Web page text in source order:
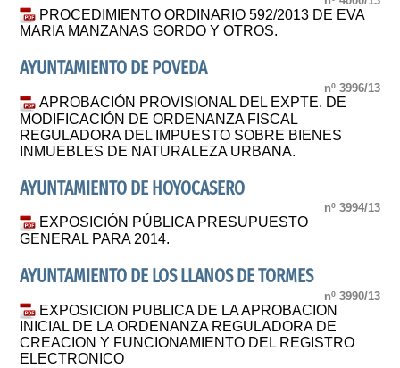
PROCEDIMIENTO ORDINARIO 592/2013 DE EVA
MARIA MANZANAS GORDO Y OTROS.
AYUNTAMIENTO DE POVEDA
nº 3996/13
APROBACIÓN PROVISIONAL DEL EXPTE. DE
MODIFICACIÓN DE ORDENANZA FISCAL
REGULADORA DEL IMPUESTO SOBRE BIENES
INMUEBLES DE NATURALEZA URBANA.
AYUNTAMIENTO DE HOYOCASERO
nº 3994/13
EXPOSICIÓN PÚBLICA PRESUPUESTO
GENERAL PARA 2014.
AYUNTAMIENTO DE LOS LLANOS DE TORMES
nº 3990/13
EXPOSICION PUBLICA DE LA APROBACION
INICIAL DE LA ORDENANZA REGULADORA DE
CREACION Y FUNCIONAMIENTO DEL REGISTRO
ELECTRONICO